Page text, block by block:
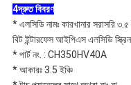
4দ্রুত বিবরণ
* এলসিডি নামঃ কারখানার সরাসরি
বিট ইন্টারফেস আইপিএস এলসিডি স্ক্রিন
* পার্ট নং. : CH350HV40A
* আকারঃ 3.5 ইঞ্চি